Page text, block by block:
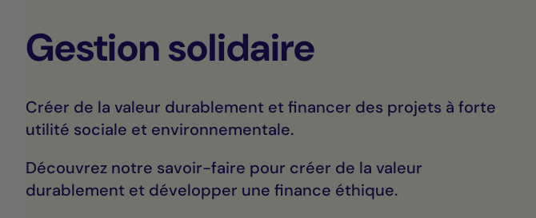
Gestion solidaire
Créer de la valeur durablement et financer des projets à forte
utilité sociale et environnementale.
Découvrez notre savoir-faire pour créer de la valeur
durablement et développer une finance éthique.